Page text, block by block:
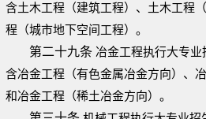
含土木工程（建筑工程）、土木工程
程（城市地下空间工程）。
第二十九条 冶金工程执行大专
含冶金工程（有色金属冶金方向）、
和冶金工程（稀土冶金方向）。